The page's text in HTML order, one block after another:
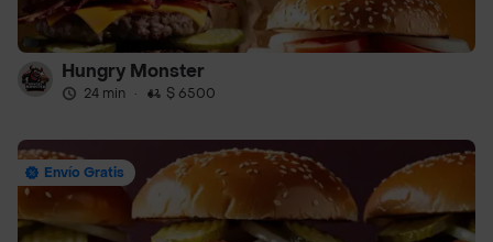
Hungry Monster
24 min · $ 6500
Envío Gratis